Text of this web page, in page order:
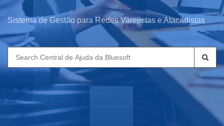
Sistema de Gestão para Redes Varejistas e Atacadistas
Search
for: